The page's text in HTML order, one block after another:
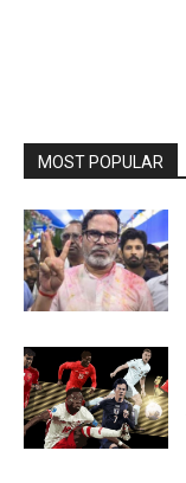
MOST POPULAR